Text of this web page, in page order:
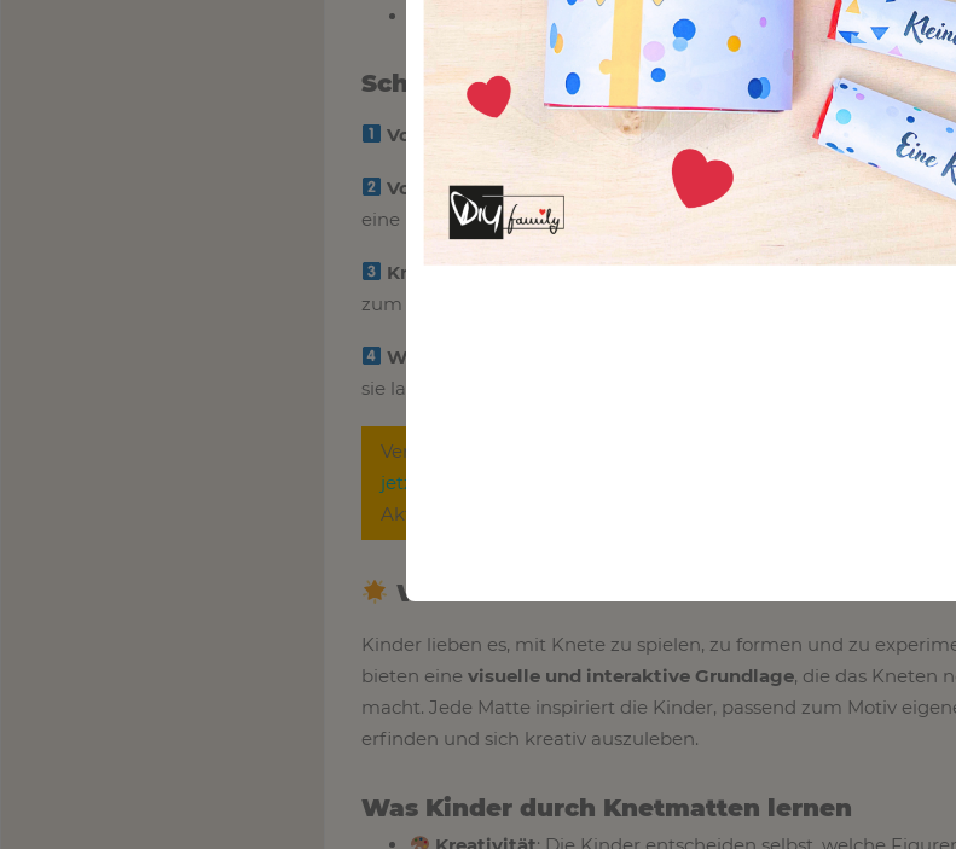
Knete in verschiedenen Farben
(zum Formen und
Schritt-für-Schritt-Anleitung
Vorlage herunterladen : Wähle dein Lieblingsthema und lade
Vorlage ausdrucken : Drucke die Knetmatte auf dickem
eine langlebige Nutzung.
Kneten & Gestalten : Jetzt beginnt der Spaß! Die Kinder
zum Motiv kneten.
Wiederverwenden
sie laminierst, sind sie abwischbar und bleiben lange in gutem
Verpasse keine Rabatte, Angebote und monatliche Gratis
jetzt unseren Newsletter
Aktionen und exklusiven Angeboten!
Warum lieben Kinder Knetmatten?
Kinder lieben es, mit Knete zu spielen, zu formen und zu
bieten eine visuelle und interaktive Grundlage, die das Kneten
macht. Jede Matte inspiriert die Kinder, passend zum Motiv
erfinden und sich kreativ auszuleben.
Was Kinder durch Knetmatten lernen